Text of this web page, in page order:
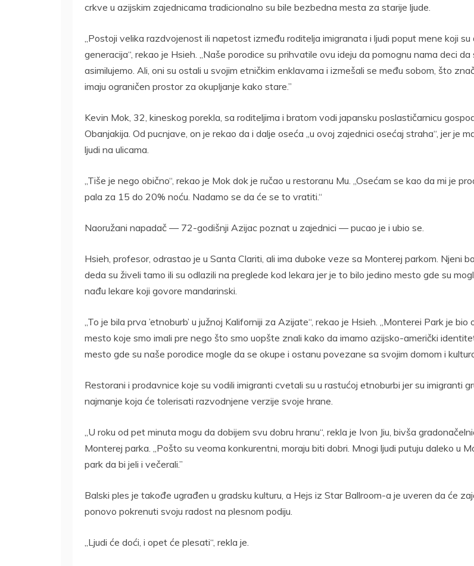
crkve u azijskim zajednicama tradicionalno su bile bezbedna mesta za starije ljude.
„Postoji velika razdvojenost ili napetost između roditelja imigranata i ljudi poput mene koji su
generacija“, rekao je Hsieh. „Naše porodice su prihvatile ovu ideju da pomognu nama deci da
asimilujemo. Ali, oni su ostali u svojim etničkim enklavama i izmešali se među sobom, što
imaju ograničen prostor za okupljanje kako stare.”
Kevin Mok, 32, kineskog porekla, sa roditeljima i bratom vodi japansku poslastičarnicu
Obanjakija. Od pucnjave, on je rekao da i dalje oseća „u ovoj zajednici osećaj straha“, jer je
ljudi na ulicama.
„Tiše je nego obično“, rekao je Mok dok je ručao u restoranu Mu. „Osećam se kao da mi je
pala za 15 do 20% noću. Nadamo se da će se to vratiti.“
Naoružani napadač — 72-godišnji Azijac poznat u zajednici — pucao je i ubio se.
Hsieh, profesor, odrastao je u Santa Clariti, ali ima duboke veze sa Monterej parkom. Njeni
deda su živeli tamo ili su odlazili na preglede kod lekara jer je to bilo jedino mesto gde su
nađu lekare koji govore mandarinski.
„To je bila prva ’etnoburb’ u južnoj Kaliforniji za Azijate“, rekao je Hsieh. „Monterei Park je bio
mesto koje smo imali pre nego što smo uopšte znali kako da imamo azijsko-američki
mesto gde su naše porodice mogle da se okupe i ostanu povezane sa svojim domom i
Restorani i prodavnice koje su vodili imigranti cvetali su u rastućoj etnoburbi jer su imigranti
najmanje koja će tolerisati razvodnjene verzije svoje hrane.
„U roku od pet minuta mogu da dobijem svu dobru hranu“, rekla je Ivon Jiu, bivša
Monterej parka. „Pošto su veoma konkurentni, moraju biti dobri. Mnogi ljudi putuju daleko u
park da bi jeli i večerali.”
Balski ples je takođe ugrađen u gradsku kulturu, a Hejs iz Star Ballroom-a je uveren da će
ponovo pokrenuti svoju radost na plesnom podiju.
„Ljudi će doći, i opet će plesati“, rekla je.